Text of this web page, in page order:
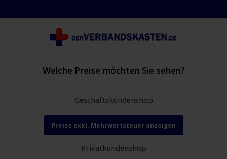
Welche Preise möchten Sie sehen?
Geschäftskundenshop
Preise exkl. Mehrwertsteuer anzeigen
Privatkundenshop